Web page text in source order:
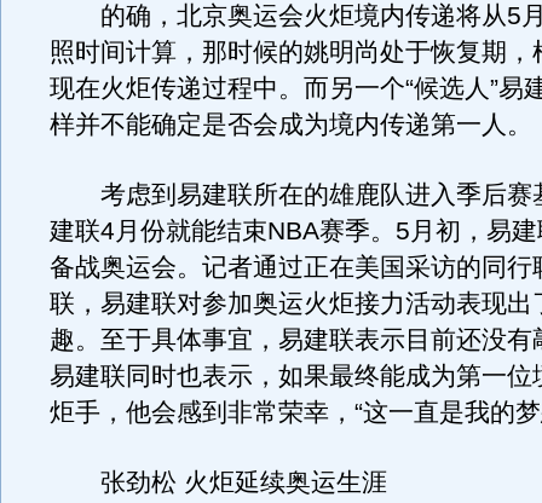
的确，北京奥运会火炬境内传递将从5
照时间计算，那时候的姚明尚处于恢复期，
现在火炬传递过程中。而另一个“候选人”易
样并不能确定是否会成为境内传递第一人。
考虑到易建联所在的雄鹿队进入季后赛
建联4月份就能结束NBA赛季。5月初，易
备战奥运会。记者通过正在美国采访的同行
联，易建联对参加奥运火炬接力活动表现出
趣。至于具体事宜，易建联表示目前还没有
易建联同时也表示，如果最终能成为第一位
炬手，他会感到非常荣幸，“这一直是我的
张劲松 火炬延续奥运生涯